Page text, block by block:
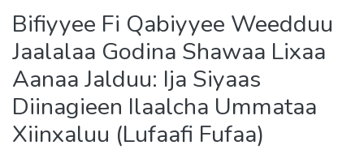
Bifiyyee Fi Qabiyyee Weedduu
Jaalalaa Godina Shawaa Lixaa
Aanaa Jalduu: Ija Siyaas
Diinagieen Ilaalcha Ummataa
Xiinxaluu (Lufaafi Fufaa)